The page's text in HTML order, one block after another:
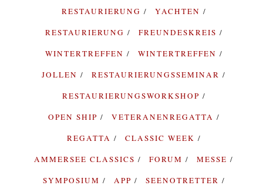
RESTAURIERUNG
YACHTEN
RESTAURIERUNG
FREUNDESKREIS
WINTERTREFFEN
WINTERTREFFEN
JOLLEN
RESTAURIERUNGSSEMINAR
RESTAURIERUNGSWORKSHOP
OPEN SHIP
VETERANENREGATTA
REGATTA
CLASSIC WEEK
AMMERSEE CLASSICS
FORUM
MESSE
SYMPOSIUM
APP
SEENOTRETTER